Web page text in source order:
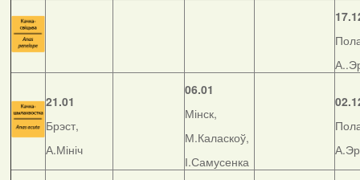
21.01
Брэст,
А.Мініч
06.01
Мінск,
М.Каласкоў,
І.Самусенка